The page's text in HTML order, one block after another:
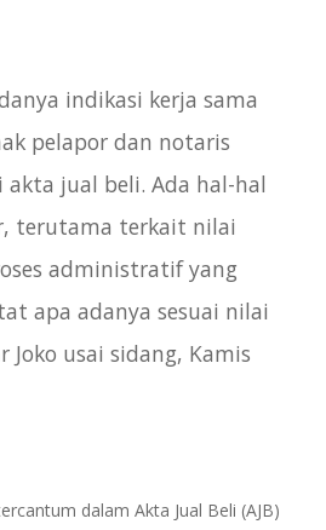
indikasi kerja sama
pelapor dan notaris
akta jual beli. Ada hal-hal
terutama terkait nilai
administratif yang
apa adanya sesuai nilai
Joko usai sidang, Kamis
dalam Akta Jual Beli (AJB)